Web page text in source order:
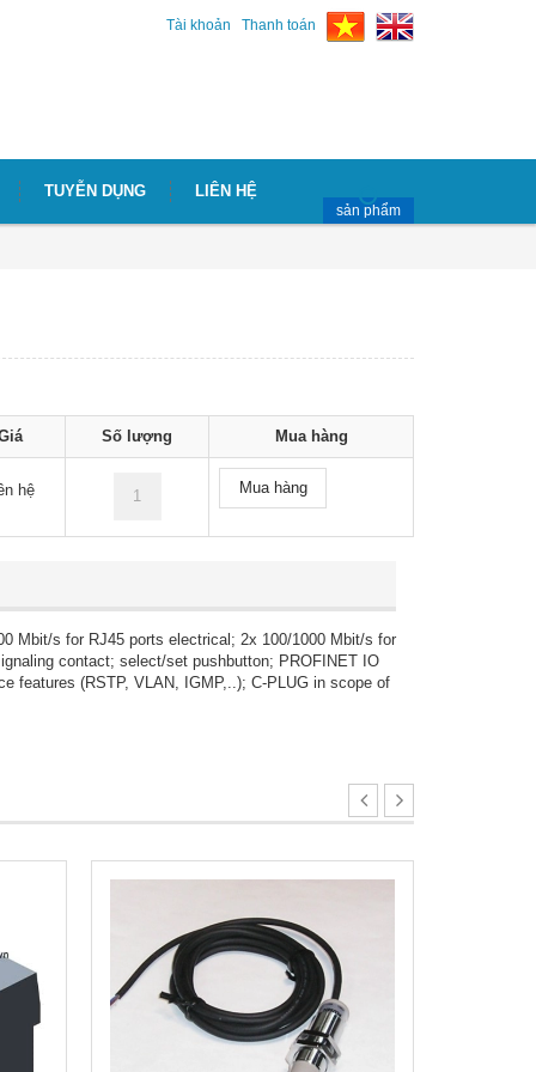
Tài khoản Thanh toán
TUYỄN DỤNG LIÊN HỆ
sản phẩm
Số lượng Mua hàng
hệ Mua hàng
Mbit/s for RJ45 ports electrical; 2x 100/1000 Mbit/s for
contact; select/set pushbutton; PROFINET IO
features (RSTP, VLAN, IGMP,..); C-PLUG in scope of